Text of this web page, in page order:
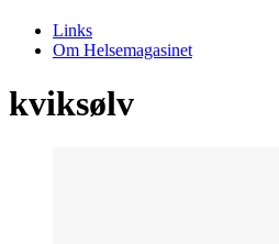
Links
Om Helsemagasinet
kviksølv